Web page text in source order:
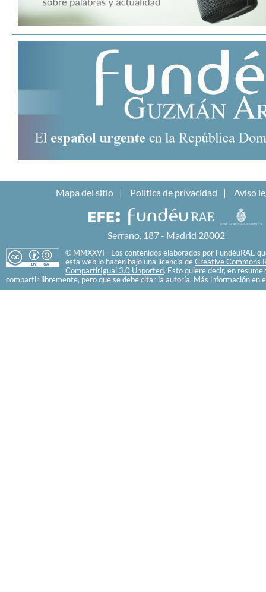
Mapa del sitio Política de privacidad Aviso
Serrano, 187 - Madrid 28002
© MMXXVI - Los contenidos elaborados por FundéuRAE
esta web lo hacen bajo una licencia de Creative Commons
CompartirIgual 3.0 Unported. Esto quiere decir, en
compartir libremente, pero que se debe citar la autoría. Más información en